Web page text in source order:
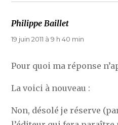
Philippe Baillet
19 juin 2011 à 9 h 40 min
Pour quoi ma réponse
La voici à nouveau :
Non, désolé je réserve